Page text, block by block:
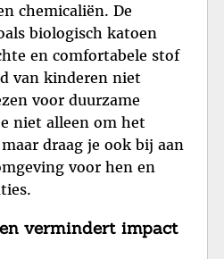
chemicaliën. De
biologisch katoen
en comfortabele stof
van kinderen niet
voor duurzame
niet alleen om het
draag je ook bij aan
voor hen en
vermindert impact